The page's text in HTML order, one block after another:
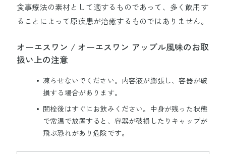
食事療法の素材として適するものであって、多く飲用す
ることによって原疾患が治癒するものではありません。
オーエスワン / オーエスワン アップル風味のお取
扱い上の注意
凍らせないでください。内容液が膨張し、容器が破
損する場合があります。
開栓後はすぐにお飲みください。中身が残った状態
で常温で放置すると、容器が破損したりキャップが
飛ぶ恐れがあり危険です。